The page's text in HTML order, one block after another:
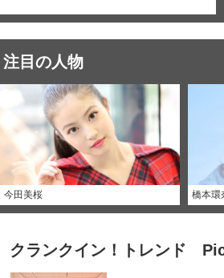
注目の人物
今田美桜 橋本環
クランクイン！トレンド